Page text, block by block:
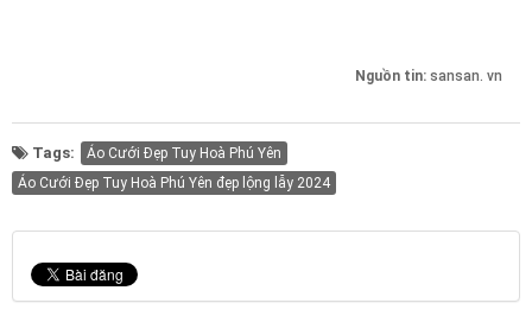
Nguồn tin: sansan. vn
Tags:
Áo Cưới Đẹp Tuy Hoà Phú Yên
Áo Cưới Đẹp Tuy Hoà Phú Yên đẹp lộng lẫy 2024